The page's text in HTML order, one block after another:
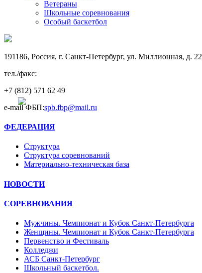
Ветераны
Школьные соревнования
Особый баскетбол
191186, Россия, г. Санкт-Петербург, ул. Миллионная, д. 22
тел./факс:
+7 (812) 571 62 49
e-mail ФБП:spb.fbp@mail.ru
ФЕДЕРАЦИЯ
Структура
Структура соревнований
Материально-техническая база
НОВОСТИ
СОРЕВНОВАНИЯ
Мужчины. Чемпионат и Кубок Санкт-Петербурга
Женщины. Чемпионат и Кубок Санкт-Петербурга
Первенство и Фестиваль
Колледжи
АСБ Санкт-Петербург
Школьный баскетбол.